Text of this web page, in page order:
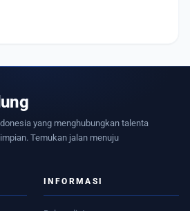
yang menghubungkan talenta
Temukan jalan menuju
INFORMASI